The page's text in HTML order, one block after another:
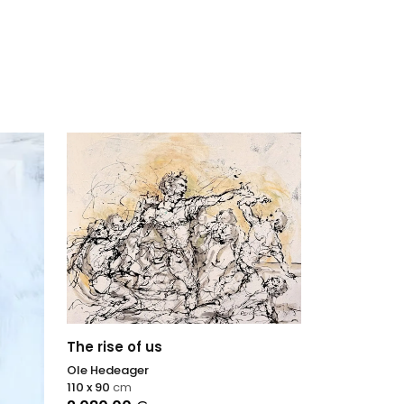
The rise of us
Ole Hedeager
110 x 90 cm